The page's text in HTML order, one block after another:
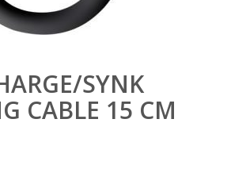
SYNK
CABLE 15 CM